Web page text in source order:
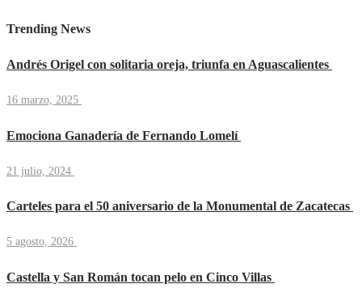
Trending News
Andrés Origel con solitaria oreja, triunfa en Aguascalientes
16 marzo, 2025
Emociona Ganadería de Fernando Lomelí
21 julio, 2024
Carteles para el 50 aniversario de la Monumental de Zacatecas
5 agosto, 2026
Castella y San Román tocan pelo en Cinco Villas